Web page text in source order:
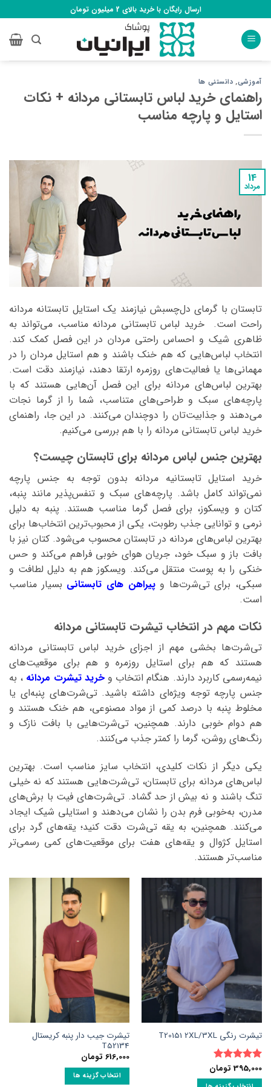
to
content
ارسال رایگان با خرید بالای 2 میلیون تومان
آموزشی, دانستنی ها
راهنمای خرید لباس تابستانی مردانه + نکات
استایل و پارچه مناسب
14
مرداد
تابستان با گرمای دل‌چسبش نیازمند یک استایل تابستانه مردانه
راحت است. خرید لباس تابستانی مردانه مناسب، می‌تواند به
ظاهری شیک و احساس راحتی مردان در این فصل کمک کند.
انتخاب لباس‌هایی که هم خنک باشند و هم استایل مردان را در
مهمانی‌ها یا فعالیت‌های روزمره ارتقا دهند، نیازمند دقت است.
بهترین لباس‌های مردانه برای این فصل آن‌هایی هستند که با
پارچه‌های سبک و طراحی‌های متناسب، شما را از گرما نجات
می‌دهند و جذابیت‌تان را دوچندان می‌کنند. در این جا، راهنمای
خرید لباس تابستانی مردانه را با هم بررسی می‌کنیم.
بهترین جنس لباس مردانه برای تابستان چیست؟
خرید استایل تابستانیه مردانه بدون توجه به جنس پارچه
نمی‌تواند کامل باشد. پارچه‌های سبک و تنفس‌پذیر مانند پنبه،
کتان و ویسکوز، برای فصل گرما مناسب هستند. پنبه به دلیل
نرمی و توانایی جذب رطوبت، یکی از محبوب‌ترین انتخاب‌ها برای
بهترین لباس‌های مردانه در تابستان محسوب می‌شود. کتان نیز با
بافت باز و سبک خود، جریان هوای خوبی فراهم می‌کند و حس
خنکی را به پوست منتقل می‌کند. ویسکوز هم به دلیل لطافت و
سبکی، برای تی‌شرت‌ها وپیراهن های تابستانی بسیار مناسب
است.
نکات مهم در انتخاب تیشرت تابستانی مردانه
تی‌شرت‌ها بخشی مهم از اجزای خرید لباس تابستانی مردانه
هستند که هم برای استایل روزمره و هم برای موقعیت‌های
نیمه‌رسمی کاربرد دارند. هنگام انتخاب وخرید تیشرت مردانه ، به
جنس پارچه توجه ویژه‌ای داشته باشید. تی‌شرت‌های پنبه‌ای یا
مخلوط پنبه با درصد کمی از مواد مصنوعی، هم خنک هستند و
هم دوام خوبی دارند. همچنین، تی‌شرت‌هایی با بافت نازک و
رنگ‌های روشن، گرما را کمتر جذب می‌کنند.
یکی دیگر از نکات کلیدی، انتخاب سایز مناسب است. بهترین
لباس‌های مردانه برای تابستان، تی‌شرت‌هایی هستند که نه خیلی
تنگ باشند و نه بیش از حد گشاد. تی‌شرت‌های فیت با برش‌های
مدرن، به‌خوبی فرم بدن را نشان می‌دهند و استایلی شیک ایجاد
می‌کنند. همچنین، به یقه تی‌شرت دقت کنید؛ یقه‌های گرد برای
استایل کژوال و یقه‌های هفت برای موقعیت‌های کمی رسمی‌تر
مناسب‌تر هستند.
تیشرت رنگی T20151 2XL/3XL
نمره5از
5
395,000 تومان
تیشرت جیب دار پنبه کریستال
T52134
616,000 تومان
انتخاب گزینه ها